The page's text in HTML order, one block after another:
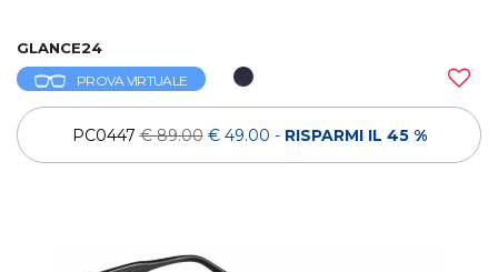
GLANCE24
PROVA VIRTUALE
PC0447€ 89.00 € 49.00 - RISPARMI IL 45 %